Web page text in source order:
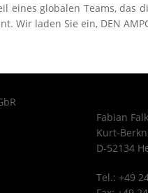
eines globalen Teams, das
Wir laden Sie ein, DEN
Fabian
Kurt-
D-52134
Tel.: +49